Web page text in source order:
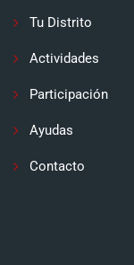
Tu Distrito
Actividades
Participación
Ayudas
Contacto